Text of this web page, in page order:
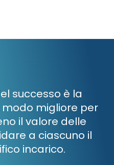
successo è la
modo migliore per
il valore delle
a ciascuno il
incarico.